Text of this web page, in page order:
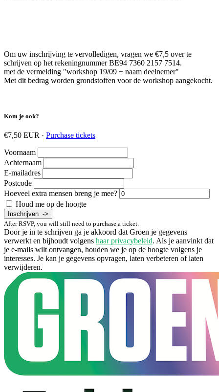
Om uw inschrijving te vervolledigen, vragen we €7,5 over te
schrijven op het rekeningnummer BE94 7360 2157 7514.
met de vermelding "workshop 19/09 + naam deelnemer"
Met dit bedrag worden grondstoffen voor de workshop aangekocht.
Kom je ook?
€7,50 EUR · Purchase tickets
Voornaam
Achternaam
E-mailadres
Postcode
Hoeveel extra mensen breng je mee?
Houd me op de hoogte
After RSVP, you will still need to purchase a ticket.
Door je in te schrijven ga je akkoord dat Groen je gegevens
verwerkt en bijhoudt volgens haar privacybeleid. Als je aanvinkt dat
je e-mails wilt ontvangen, houden we je op de hoogte volgens je
interesses. Je kan je gegevens opvragen, laten verbeteren of laten
verwijderen.